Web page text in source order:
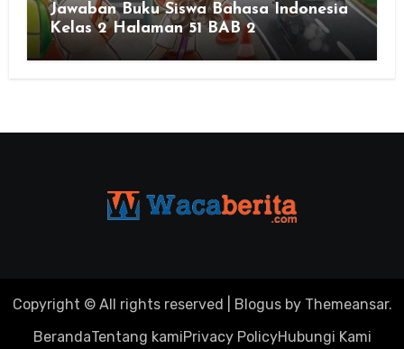
Jawaban Buku Siswa Bahasa Indonesia
Kelas 2 Halaman 51 BAB 2
Copyright © All rights reserved Blogusby Themeansar.
BerandaTentang kamiPrivacy PolicyHubungi Kami